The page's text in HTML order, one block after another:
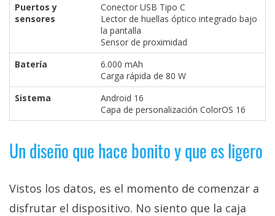
Puertos y
sensores
Conector USB Tipo C
Lector de huellas óptico integrado bajo
la pantalla
Sensor de proximidad
Batería
6.000 mAh
Carga rápida de 80 W
Sistema
Android 16
Capa de personalización ColorOS 16
Un diseño que hace bonito y que es ligero
Vistos los datos, es el momento de comenzar a
disfrutar el dispositivo. No siento que la caja